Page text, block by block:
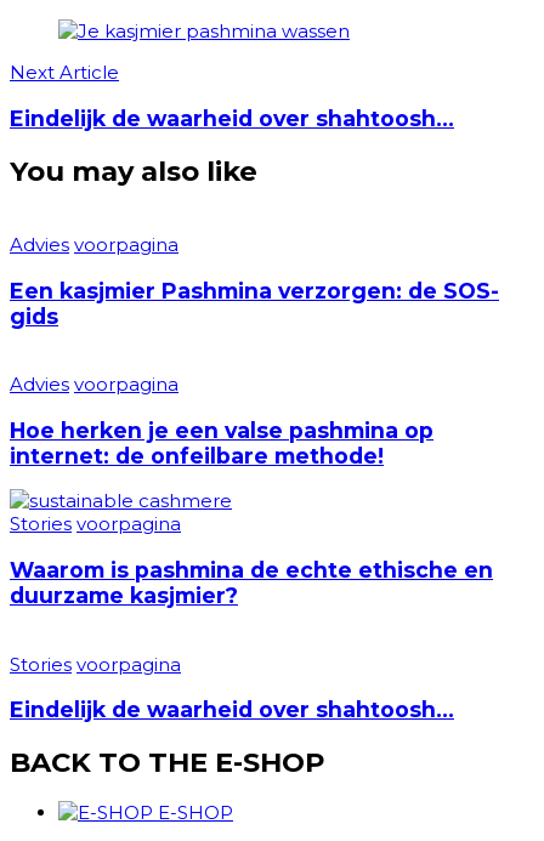
Next Article
Eindelijk de waarheid over shahtoosh…
You may also like
Advies voorpagina
Een kasjmier Pashmina verzorgen: de SOS-
gids
Advies voorpagina
Hoe herken je een valse pashmina op
internet: de onfeilbare methode!
Stories voorpagina
Waarom is pashmina de echte ethische en
duurzame kasjmier?
Stories voorpagina
Eindelijk de waarheid over shahtoosh…
BACK TO THE E-SHOP
E-SHOP